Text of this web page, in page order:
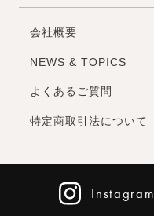
会社概要
NEWS & TOPICS
よくあるご質問
特定商取引法について
Instagram